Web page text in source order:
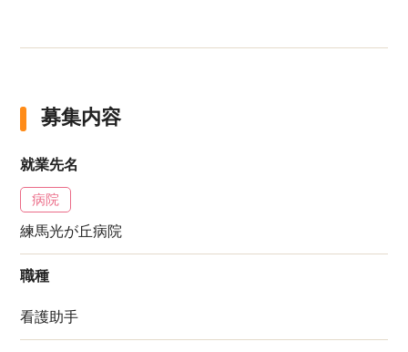
募集内容
就業先名
病院
練馬光が丘病院
職種
看護助手